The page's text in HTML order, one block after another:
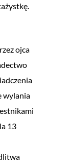
ojca
wylania
13